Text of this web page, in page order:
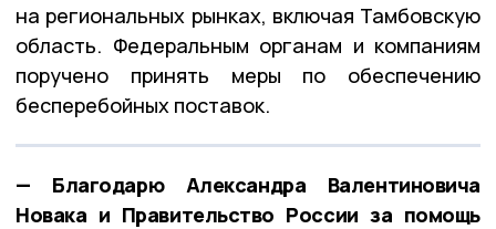
на региональных рынках, включая Тамбовскую
область. Федеральным органам и компаниям
поручено принять меры по обеспечению
бесперебойных поставок.
— Благодарю Александра Валентиновича
Новака и Правительство России за помощь